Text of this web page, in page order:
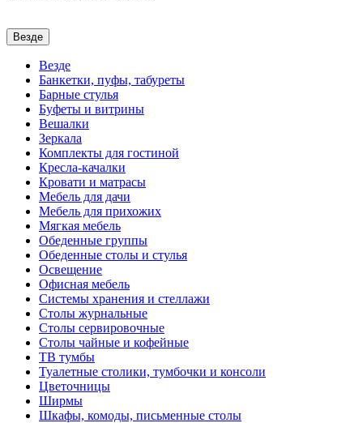
Везде
Везде
Банкетки, пуфы, табуреты
Барные стулья
Буфеты и витрины
Вешалки
Зеркала
Комплекты для гостиной
Кресла-качалки
Кровати и матрасы
Мебель для дачи
Мебель для прихожих
Мягкая мебель
Обеденные группы
Обеденные столы и стулья
Освещение
Офисная мебель
Системы хранения и стеллажи
Столы журнальные
Столы сервировочные
Столы чайные и кофейные
ТВ тумбы
Туалетные столики, тумбочки и консоли
Цветочницы
Ширмы
Шкафы, комоды, письменные столы